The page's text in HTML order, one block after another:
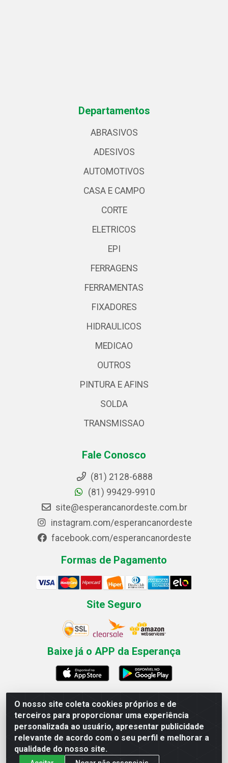
O nosso site coleta cookies próprios e de
terceiros para proporcionar uma experiência
personalizada ao usuário, apresentar publicidade
relevante de acordo com o seu perfil e melhorar a
qualidade do nosso site.
Departamentos
ABRASIVOS
ADESIVOS
AUTOMOTIVOS
CASA E CAMPO
CORTE
ELETRICOS
EPI
FERRAGENS
FERRAMENTAS
FIXADORES
HIDRAULICOS
MEDICAO
OUTROS
PINTURA E AFINS
SOLDA
TRANSMISSAO
Fale Conosco
(81) 2128-6888
(81) 99429-9910
site@esperancanordeste.com.br
instagram.com/esperancanordeste
facebook.com/esperancanordeste
Formas de Pagamento
Site Seguro
Baixe já o APP da Esperança
Esperança Nordeste - Rua Professor Caldas Filho, 291 -
Estância - Recife / PE CEP: 50771-335 - CNPJ
03.666.136/0001-23